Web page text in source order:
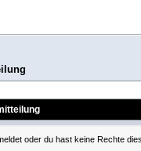
oder du hast keine Rechte